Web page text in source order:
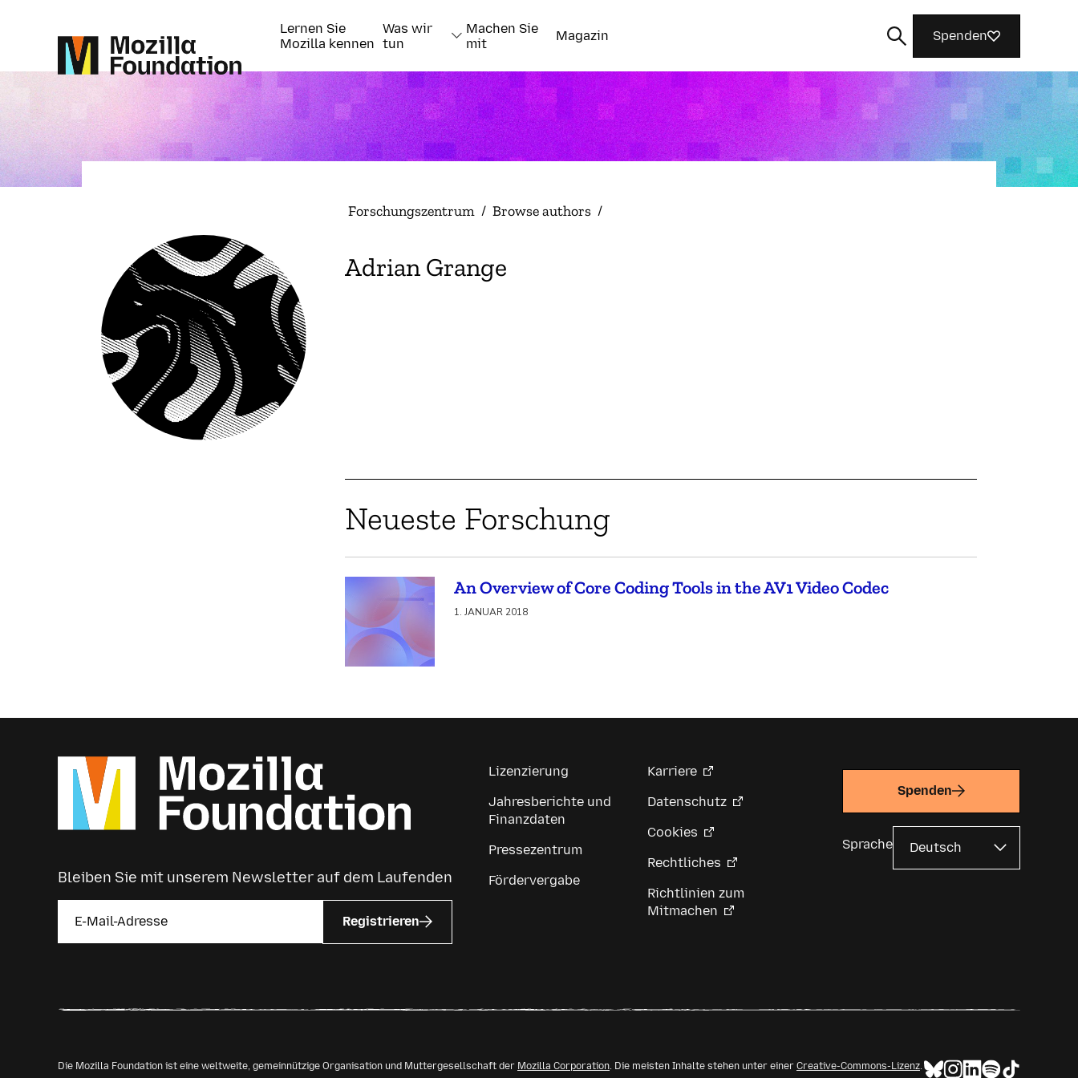
Lernen Sie
Mozilla kennen
Was wir
tun
Machen Sie
mit
Magazin Spenden
Forschungszentrum / Browse authors /
Adrian Grange
Neueste Forschung
An Overview of Core Coding Tools in the AV1 Video Codec
1. JANUAR 2018
Bleiben Sie mit unserem Newsletter auf dem Laufenden
Registrieren
Lizenzierung
Jahresberichte und
Finanzdaten
Pressezentrum
Fördervergabe
Karriere
Datenschutz
Cookies
Rechtliches
Richtlinien zum
Mitmachen
Spenden
Sprache
Die Mozilla Foundation ist eine weltweite, gemeinnützige Organisation und Muttergesellschaft der Mozilla Corporation . Die meisten Inhalte stehen unter einer Creative-Commons-Lizenz